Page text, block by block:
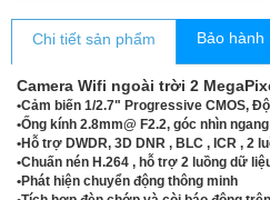
Chi tiết sản phẩm Bảo hành
Camera Wifi ngoài trời 2
•Cảm biến 1/2.7" Progressive CMOS,
•Ống kính 2.8mm@ F2.2, góc nhìn
•Hỗ trợ DWDR, 3D DNR , BLC , ICR , 2
•Chuấn nén H.264 , hỗ trợ 2 luồng dữ
•Phát hiện chuyển động thông minh